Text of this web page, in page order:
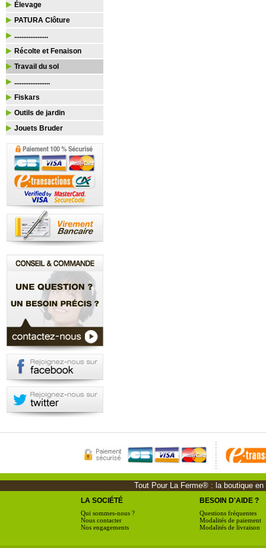
Élevage
PATURA Clôture
...................
Récolte et Fenaison
Travail du sol
....................
Fiskars
Outils de jardin
Jouets Bruder
Tout Pour La Ferme® : la boutique
LA SOCIÉTÉ
Qui sommes-nous ?
Nous contacter
Nos engagements
BESOIN D'AIDE ?
Questions fréquentes
Modalités de paiement
Modalités de livraison